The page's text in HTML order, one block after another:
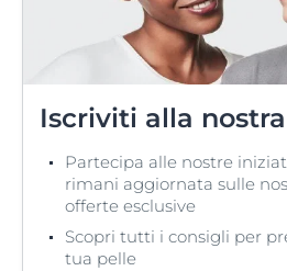
Iscriviti alla
Partecipa alle nostre
rimani aggiornata sulle
offerte esclusive
Scopri tutti i consigli per
tua pelle